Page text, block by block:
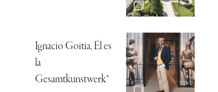
Ignacio Goitia, Él es
la
Gesamtkunstwerk*